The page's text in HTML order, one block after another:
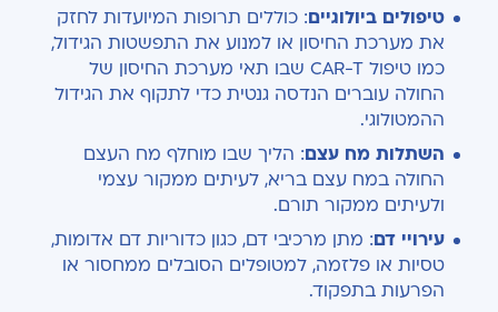
טיפולים ביולוגיים: כוללים תרופות המיועדות לחזק
את מערכת החיסון או למנוע את התפשטות הגידול,
כמו טיפול CAR-T שבו תאי מערכת החיסון של
החולה עוברים הנדסה גנטית כדי לתקוף את הגידול
ההמטולוגי.
השתלות מח עצם: הליך שבו מוחלף מח העצם
החולה במח עצם בריא, לעיתים ממקור עצמי
ולעיתים ממקור תורם.
עירויי דם: מתן מרכיבי דם, כגון כדוריות דם אדומות,
טסיות או פלזמה, למטופלים הסובלים ממחסור או
הפרעות בתפקוד.